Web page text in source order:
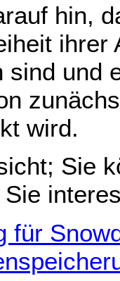
hin,
ihrer
sind und
wird.
Sie
für